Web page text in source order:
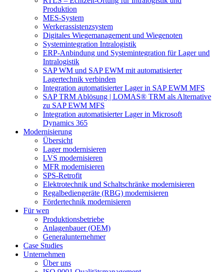
Produktion
MES-System
Werkerassistenzsystem
Digitales Wiegemanagement und Wiegenoten
Systemintegration Intralogistik
ERP-Anbindung und Systemintegration für Lager und
Intralogistik
SAP WM und SAP EWM mit automatisierter
Lagertechnik verbinden
Integration automatisierter Lager in SAP EWM MFS
SAP TRM Ablösung | LOMAS® TRM als Alternative
zu SAP EWM MFS
Integration automatisierter Lager in Microsoft
Dynamics 365
Modernisierung
Übersicht
Lager modernisieren
LVS modernisieren
MFR modernisieren
SPS-Retrofit
Elektrotechnik und Schaltschränke modernisieren
Regalbediengeräte (RBG) modernisieren
Fördertechnik modernisieren
Für wen
Produktionsbetriebe
Anlagenbauer (OEM)
Generalunternehmer
Case Studies
Unternehmen
Über uns